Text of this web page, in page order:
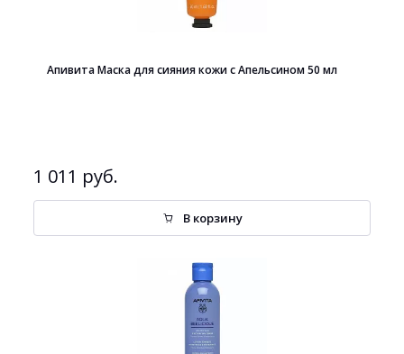
Апивита Маска для сияния кожи с Апельсином 50 мл
1 011 руб.
В корзину